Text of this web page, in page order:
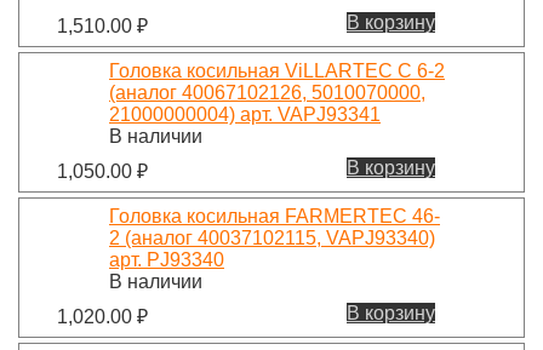
1,510.00 ₽ В корзину
Головка косильная ViLLARTEC C 6-2
(аналог 40067102126, 5010070000,
21000000004) арт. VAPJ93341
В наличии
1,050.00 ₽ В корзину
Головка косильная FARMERTEC 46-
2 (аналог 40037102115, VAPJ93340)
арт. PJ93340
В наличии
1,020.00 ₽ В корзину